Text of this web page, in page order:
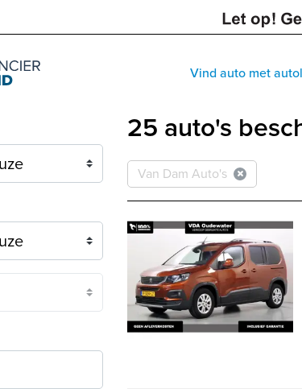
Vind auto met
25 auto's
Van Dam Auto's